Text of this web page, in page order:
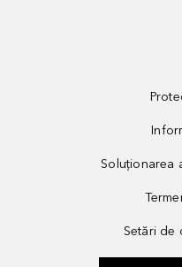
Soluționarea
Setări de